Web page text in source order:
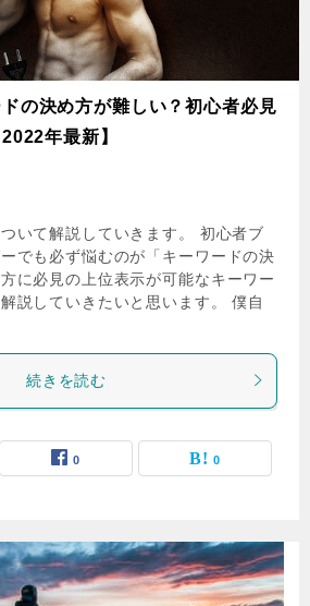
の決め方が難しい？初心者必見
年最新】
いて解説していきます。 初心者ブ
でも必ず悩むのが「キーワードの決
に必見の上位表示が可能なキーワー
説していきたいと思います。 僕自
続きを読む
0 0